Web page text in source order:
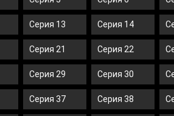
Серия 13 Серия 14
Серия 21 Серия 22
Серия 29 Серия 30
Серия 37 Серия 38